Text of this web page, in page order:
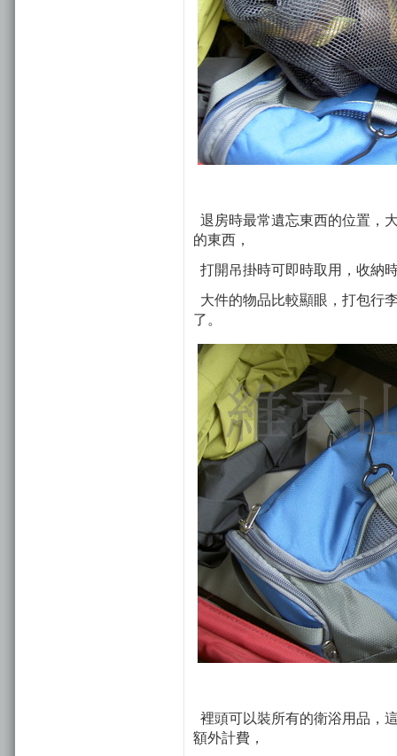
退房時最常遺忘東西的位置，
的東西，
打開吊掛時可即時取用，收納
大件的物品比較顯眼，打包行
了。
裡頭可以裝所有的衛浴用品，
額外計費，